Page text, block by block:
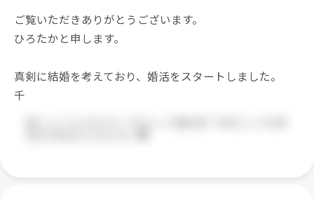
ご覧いただきありがとうございます。
ひろたかと申します。
真剣に結婚を考えており、婚活をスタートしました。
千